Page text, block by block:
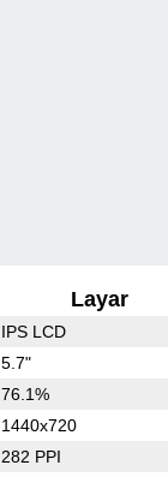
Layar
IPS LCD
5.7"
76.1%
1440x720
282 PPI